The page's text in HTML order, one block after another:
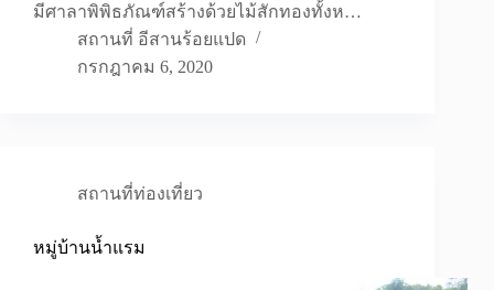
มีศาลาพิพิธภัณฑ์สร้างด้วยไม้สักทองทั้งห…
สถานที่ อีสานร้อยแปด
กรกฎาคม 6, 2020
สถานที่ท่องเที่ยว
หมู่บ้านน้ำแรม